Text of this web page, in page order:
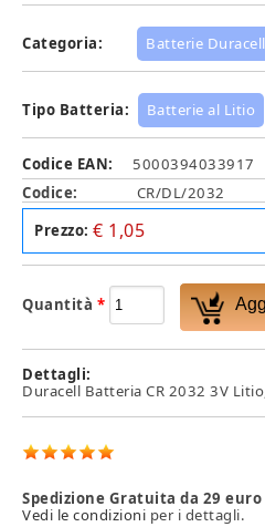
Categoria: Batterie Duracell
Tipo Batteria: Batterie al Litio
Codice EAN:
5000394033917
Codice:
CR/DL/2032
Prezzo: € 1,05
Quantità *
Dettagli:
Duracell Batteria CR 2032 3V
Spedizione Gratuita da 29
Vedi le condizioni per i dettagli.